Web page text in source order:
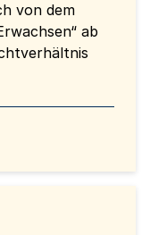
von dem
ab